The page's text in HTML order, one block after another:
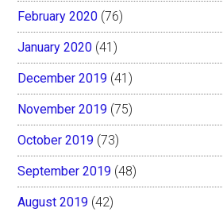
February 2020 (76)
January 2020 (41)
December 2019 (41)
November 2019 (75)
October 2019 (73)
September 2019 (48)
August 2019 (42)